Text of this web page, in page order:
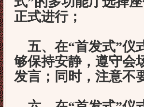
正式进行；
五、在“首发式”仪
够保持安静，遵守会
发言；同时，注意不